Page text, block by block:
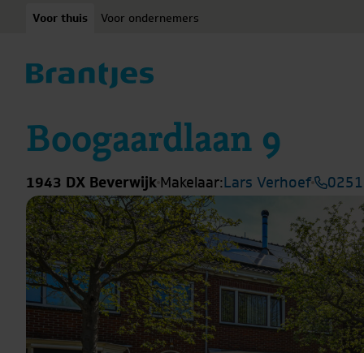
Ga naar content
Voor thuis Voor ondernemers
Boogaardlaan 9
1943 DX BeverwijkMakelaar:Lars Verhoef